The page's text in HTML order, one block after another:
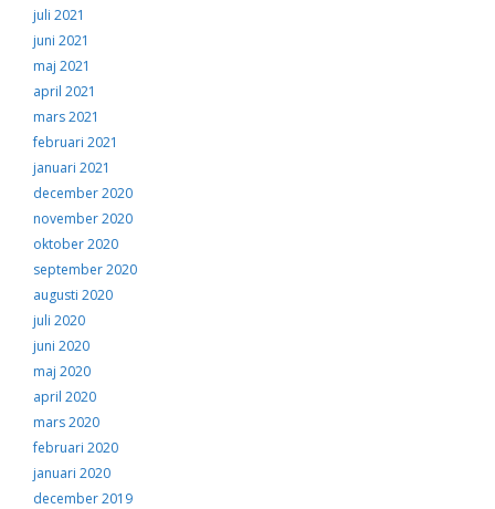
juli 2021
juni 2021
maj 2021
april 2021
mars 2021
februari 2021
januari 2021
december 2020
november 2020
oktober 2020
september 2020
augusti 2020
juli 2020
juni 2020
maj 2020
april 2020
mars 2020
februari 2020
januari 2020
december 2019